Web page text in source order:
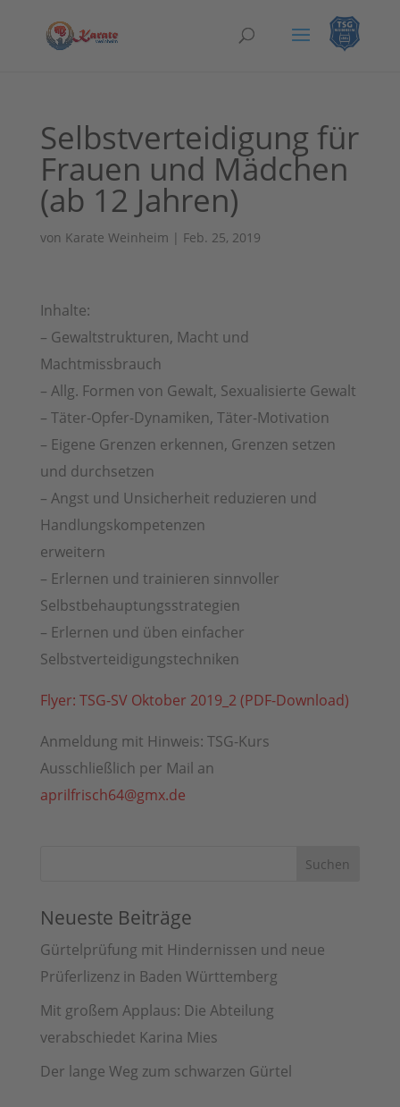
Selbstverteidigung für
Frauen und Mädchen
(ab 12 Jahren)
von Karate Weinheim | Feb. 25, 2019
Inhalte:
– Gewaltstrukturen, Macht und
Machtmissbrauch
– Allg. Formen von Gewalt, Sexualisierte Gewalt
– Täter-Opfer-Dynamiken, Täter-Motivation
– Eigene Grenzen erkennen, Grenzen setzen
und durchsetzen
– Angst und Unsicherheit reduzieren und
Handlungskompetenzen
erweitern
– Erlernen und trainieren sinnvoller
Selbstbehauptungsstrategien
– Erlernen und üben einfacher
Selbstverteidigungstechniken
Flyer: TSG-SV Oktober 2019_2 (PDF-Download)
Anmeldung mit Hinweis: TSG-Kurs
Ausschließlich per Mail an
aprilfrisch64@gmx.de
Neueste Beiträge
Gürtelprüfung mit Hindernissen und neue
Prüferlizenz in Baden Württemberg
Mit großem Applaus: Die Abteilung
verabschiedet Karina Mies
Der lange Weg zum schwarzen Gürtel